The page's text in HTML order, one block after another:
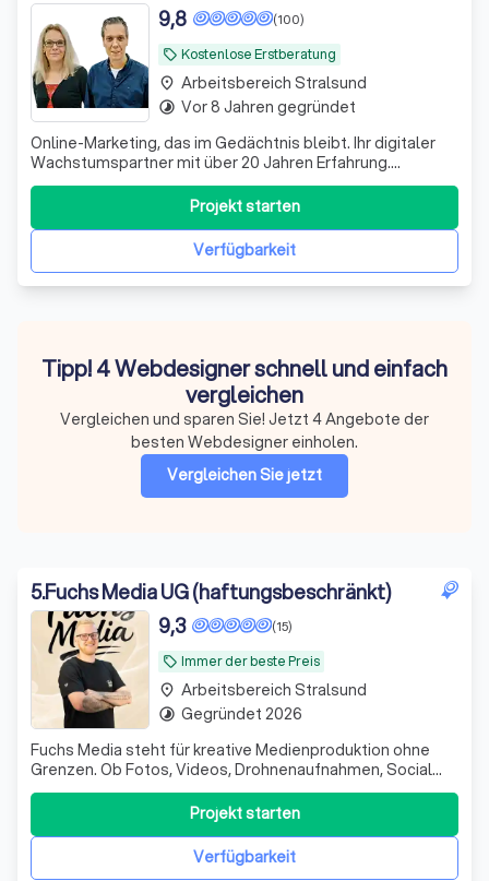
local_offer Kostenlose Erstberatung
(100)
9,8
Online-Marketing, das im Gedächtnis bleibt. Ihr digitaler
Wachstumspartner mit über 20 Jahren Erfahrung.
Zukunftssichere Strategien, messbare Ergebnisse,
persönliche Ansprechpartner & mehr!
Verfügbarkeit
Projekt starten
place Arbeitsbereich Stralsund
timelapse Vor 8 Jahren gegründet
Tipp! 4 Webdesigner schnell und einfach
vergleichen
Vergleichen und sparen Sie! Jetzt 4 Angebote der
besten Webdesigner einholen.
Vergleichen Sie jetzt
5.Fuchs Media UG (haftungsbeschränkt)
local_offer Immer der beste Preis
(15)
9,3
Fuchs Media steht für kreative Medienproduktion ohne
Grenzen. Ob Fotos, Videos, Drohnenaufnahmen, Social
Media Content, Imagefilme, Eventbegleitung, Werbeclips
oder Content für Unternehmen oder sie Privat, wir setzen
Ideen professionell und modern um. Von kleinen Projekten
bis zu großen ProduktioneVerfügbarkeit
Projekt starten
place Arbeitsbereich Stralsund
timelapse Gegründet 2026